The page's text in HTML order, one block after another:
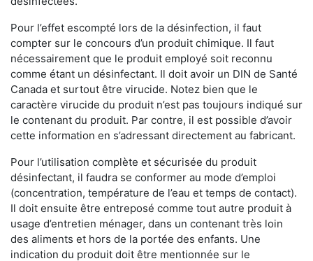
Pour l’effet escompté lors de la désinfection, il faut
compter sur le concours d’un produit chimique. Il faut
nécessairement que le produit employé soit reconnu
comme étant un désinfectant. Il doit avoir un DIN de Santé
Canada et surtout être virucide. Notez bien que le
caractère virucide du produit n’est pas toujours indiqué sur
le contenant du produit. Par contre, il est possible d’avoir
cette information en s’adressant directement au fabricant.
Pour l’utilisation complète et sécurisée du produit
désinfectant, il faudra se conformer au mode d’emploi
(concentration, température de l’eau et temps de contact).
Il doit ensuite être entreposé comme tout autre produit à
usage d’entretien ménager, dans un contenant très loin
des aliments et hors de la portée des enfants. Une
indication du produit doit être mentionnée sur le